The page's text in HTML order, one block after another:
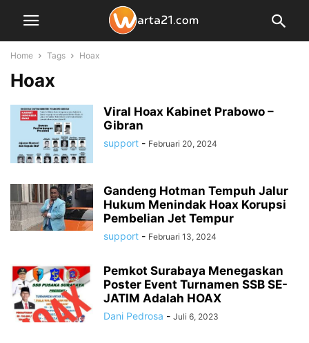
Home Tags Hoax
Hoax
Viral Hoax Kabinet Prabowo –
Gibran
support - Februari 20, 2024
Gandeng Hotman Tempuh Jalur
Hukum Menindak Hoax Korupsi
Pembelian Jet Tempur
support - Februari 13, 2024
Pemkot Surabaya Menegaskan
Poster Event Turnamen SSB SE-
JATIM Adalah HOAX
Dani Pedrosa - Juli 6, 2023